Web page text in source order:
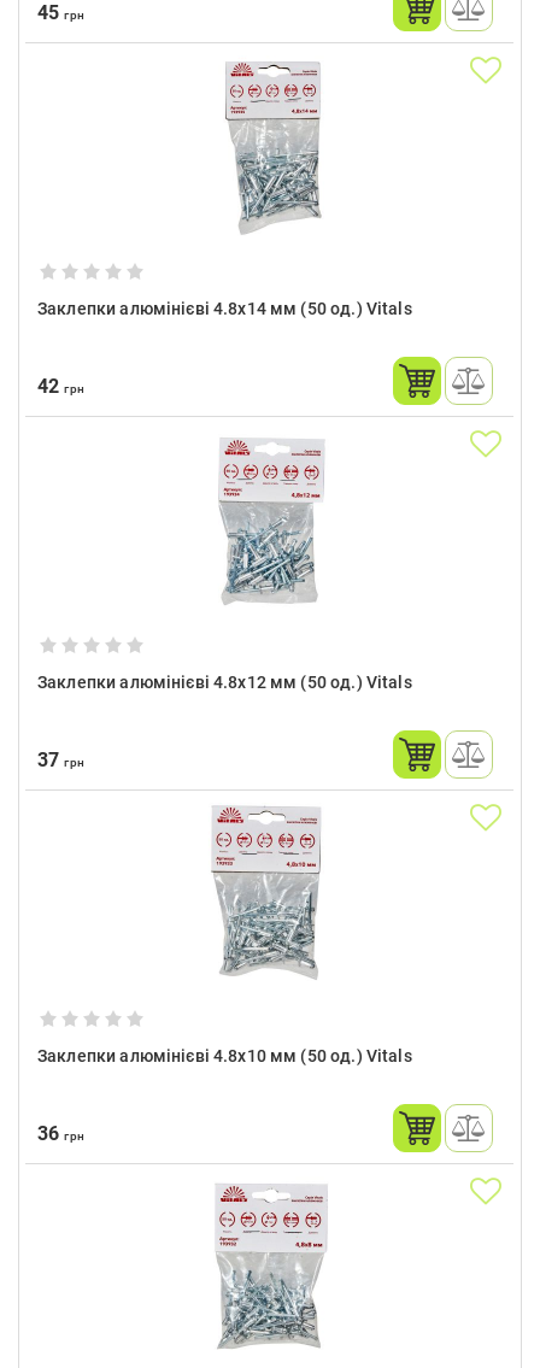
45грн
Заклепки алюмінієві 4.8x14 мм (50 од.) Vitals
42грн
Заклепки алюмінієві 4.8x12 мм (50 од.) Vitals
37грн
Заклепки алюмінієві 4.8x10 мм (50 од.) Vitals
36грн